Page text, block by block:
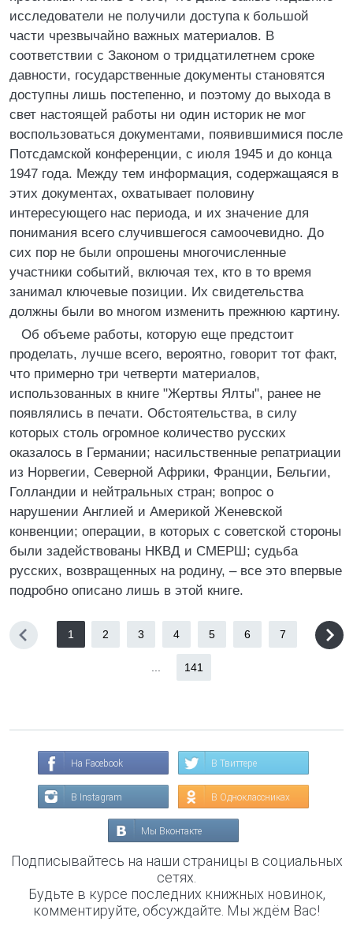
исследователи не получили доступа к большой
части чрезвычайно важных материалов. В
соответствии с Законом о тридцатилетнем сроке
давности, государственные документы становятся
доступны лишь постепенно, и поэтому до выхода в
свет настоящей работы ни один историк не мог
воспользоваться документами, появившимися после
Потсдамской конференции, с июля 1945 и до конца
1947 года. Между тем информация, содержащаяся в
этих документах, охватывает половину
интересующего нас периода, и их значение для
понимания всего случившегося самоочевидно. До
сих пор не были опрошены многочисленные
участники событий, включая тех, кто в то время
занимал ключевые позиции. Их свидетельства
должны были во многом изменить прежнюю картину.
Об объеме работы, которую еще предстоит
проделать, лучше всего, вероятно, говорит тот факт,
что примерно три четверти материалов,
использованных в книге "Жертвы Ялты", ранее не
появлялись в печати. Обстоятельства, в силу
которых столь огромное количество русских
оказалось в Германии; насильственные репатриации
из Норвегии, Северной Африки, Франции, Бельгии,
Голландии и нейтральных стран; вопрос о
нарушении Англией и Америкой Женевской
конвенции; операции, в которых с советской стороны
были задействованы НКВД и СМЕРШ; судьба
русских, возвращенных на родину, – все это впервые
подробно описано лишь в этой книге.
1 2 3 4 5 6 7
141
На Facebook В Твиттере
В Instagram В Одноклассниках
Мы Вконтакте
Подписывайтесь на наши страницы в социальных
сетях.
Будьте в курсе последних книжных новинок,
комментируйте, обсуждайте. Мы ждём Вас!